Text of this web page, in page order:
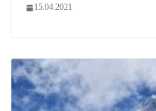
15.04.2021